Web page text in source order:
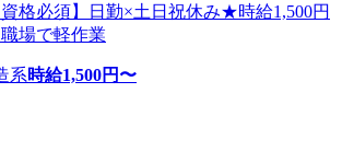
資格必須】日勤×土日祝休み★時給1,500円
場で軽作業
系時給1,500円〜